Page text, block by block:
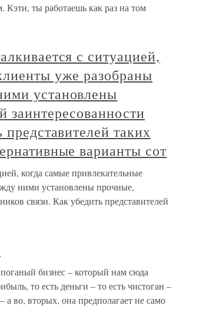
ты работаешь как раз на том
с ситуацией,
уже разобраны
установлены
таких
варианты сот
когда самые привлекательные
ними установлены прочные,
связи. Как убедить представителей
бизнес – который нам сюда
то есть деньги – то есть чистоган –
во, вторых, она предполагает не само